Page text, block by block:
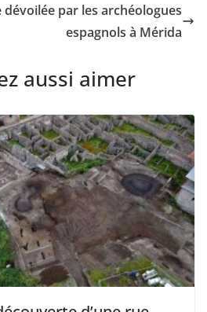
par les archéologues
espagnols à Mérida
aussi aimer